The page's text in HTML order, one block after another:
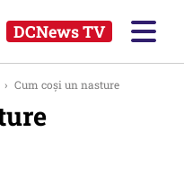
DCNews TV
› Cum coși un nasture